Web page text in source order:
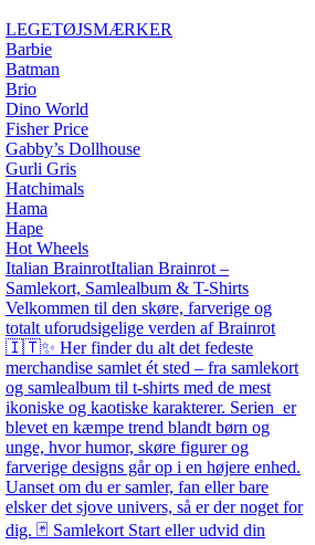
LEGETØJSMÆRKER
Barbie
Batman
Brio
Dino World
Fisher Price
Gabby’s Dollhouse
Gurli Gris
Hatchimals
Hama
Hape
Hot Wheels
Italian BrainrotItalian Brainrot –
Samlekort, Samlealbum & T-Shirts
Velkommen til den skøre, farverige og
totalt uforudsigelige verden af Brainrot
🇮🇹✨ Her finder du alt det fedeste
merchandise samlet ét sted – fra samlekort
og samlealbum til t-shirts med de mest
ikoniske og kaotiske karakterer. Serien er
blevet en kæmpe trend blandt børn og
unge, hvor humor, skøre figurer og
farverige designs går op i en højere enhed.
Uanset om du er samler, fan eller bare
elsker det sjove univers, så er der noget for
dig. 🃏 Samlekort Start eller udvid din